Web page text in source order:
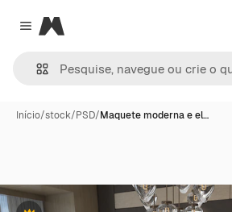
Close menu
Magnific
Início/stock/PSD/Maquete moderna e el…